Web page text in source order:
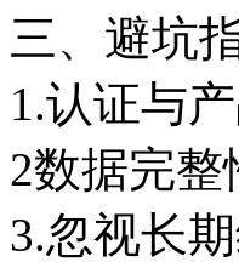
三、避坑
1.认证与
2数据完整
3.忽视长